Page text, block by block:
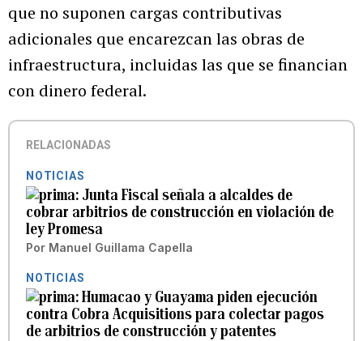
que no suponen cargas contributivas
adicionales que encarezcan las obras de
infraestructura, incluidas las que se financian
con dinero federal.
RELACIONADAS
NOTICIAS
Junta Fiscal señala a alcaldes de
cobrar arbitrios de construcción en violación de
ley Promesa
Por Manuel Guillama Capella
NOTICIAS
Humacao y Guayama piden ejecución
contra Cobra Acquisitions para colectar pagos
de arbitrios de construcción y patentes